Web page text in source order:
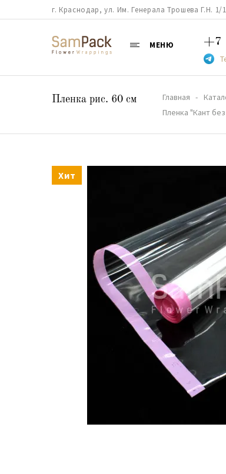
г. Краснодар, ул. Им. Генерала Трошева Г.Н. 1/
МЕНЮ +7
Пленка рис. 60 см Главная
Пленка "Кант
Хит